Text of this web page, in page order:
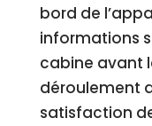
bord de
informations
cabine avant
déroulement
satisfaction